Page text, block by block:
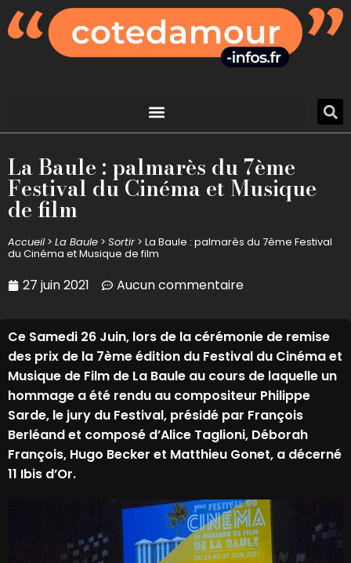
La Baule : palmarès du 7ème
Festival du Cinéma et Musique
de film
Accueil> La Baule > Sortir > La Baule : palmarès du 7ème Festival
du Cinéma et Musique de film
27 juin 2021 Aucun commentaire
Ce Samedi 26 Juin, lors de la cérémonie de remise
des prix de la 7ème édition du Festival du Cinéma et
Musique de Film de La Baule au cours de laquelle un
hommage a été rendu au compositeur Philippe
Sarde, le jury du Festival, présidé par François
Berléand et composé d’Alice Taglioni, Déborah
François, Hugo Becker et Matthieu Gonet, a décerné
11 Ibis d’Or.